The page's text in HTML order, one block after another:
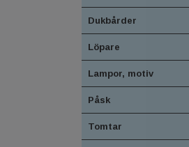
Dukbårder
Löpare
Lampor, motiv
Påsk
Tomtar